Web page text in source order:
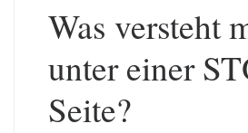
Was versteht
unter einer
Seite?